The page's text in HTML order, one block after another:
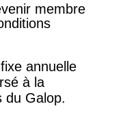
membre
annuelle
à la
du Galop.